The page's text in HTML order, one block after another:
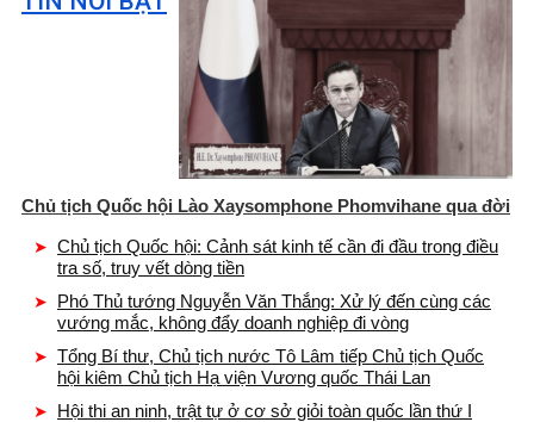
Chủ tịch Quốc hội Lào Xaysomphone Phomvihane qua đời
Chủ tịch Quốc hội: Cảnh sát kinh tế cần đi đầu trong điều
tra số, truy vết dòng tiền
Phó Thủ tướng Nguyễn Văn Thắng: Xử lý đến cùng các
vướng mắc, không đẩy doanh nghiệp đi vòng
Tổng Bí thư, Chủ tịch nước Tô Lâm tiếp Chủ tịch Quốc
hội kiêm Chủ tịch Hạ viện Vương quốc Thái Lan
Hội thi an ninh, trật tự ở cơ sở giỏi toàn quốc lần thứ I